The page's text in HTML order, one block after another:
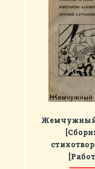
Жемчужный